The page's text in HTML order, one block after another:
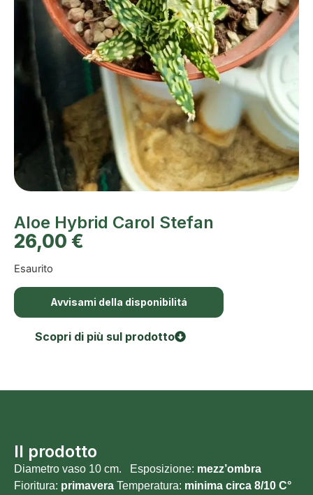
Aloe Hybrid Carol Stefan
26,00 €
Esaurito
Avvisami della disponibilitá
Scopri di più sul prodotto
Il prodotto
Diametro vaso 10 cm. Esposizione: mezz’ombra
Fioritura: primavera Temperatura: minima circa 8/10 C°